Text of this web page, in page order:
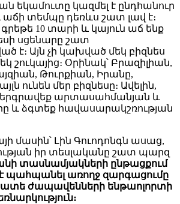
եկամուտը կազմել է ընդհանուր
աճի տեմպը դեռևս շատ լավ է։
գրեթե 10 տարի և կայուն աճ ենք
սցենարը շատ
է։ Այն չի կախված մեկ բիզնես
շուկայից։ Օրինակ՝ Բրազիլիան,
Թուրքիան, Իրանը,
ունեն մեր բիզնեսը։ Ավելին,
արտասահմանյան և
և ձգտեք հավասարակշռության
մասին՝ Լին Գուոդոնգն ասաց,
իր տեսլականը շատ պարզ
տասնամյակների ընթացքում
պահպանել առողջ զարգացումը
ժապավենների ենթաոլորտի